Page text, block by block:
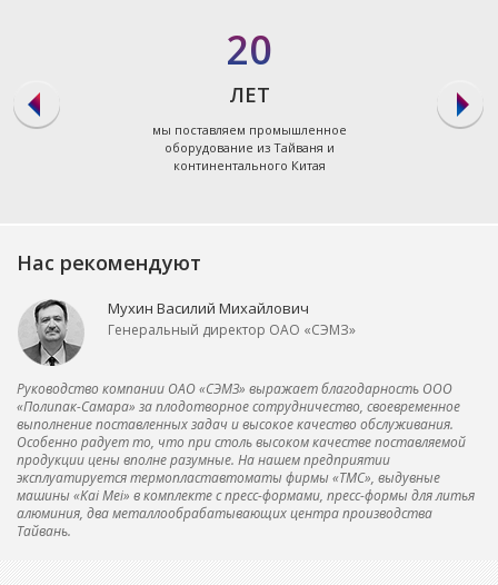
20
ЛЕТ
мы поставляем промышленное
оборудование из Тайваня и
континентального Китая
Нас рекомендуют
Мухин Василий Михайлович
Генеральный директор ОАО «СЭМЗ»
Руководство компании ОАО «СЭМЗ» выражает благодарность ООО
«Полипак-Самара» за плодотворное сотрудничество, своевременное
выполнение поставленных задач и высокое качество обслуживания.
Особенно радует то, что при столь высоком качестве поставляемой
продукции цены вполне разумные. На нашем предприятии
эксплуатируется термопластавтоматы фирмы «ТМС», выдувные
машины «Kai Mei» в комплекте с пресс-формами, пресс-формы для литья
алюминия, два металлообрабатывающих центра производства
Тайвань.